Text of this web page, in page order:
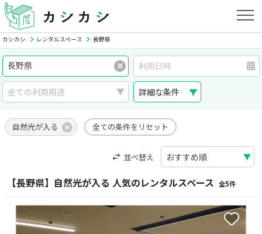
カシカシ レンタルスペース 長野県
詳細な条件
自然光が入る 全ての条件をリセット
並べ替え
【長野県】自然光が入る 人気のレンタルスペース 全5件